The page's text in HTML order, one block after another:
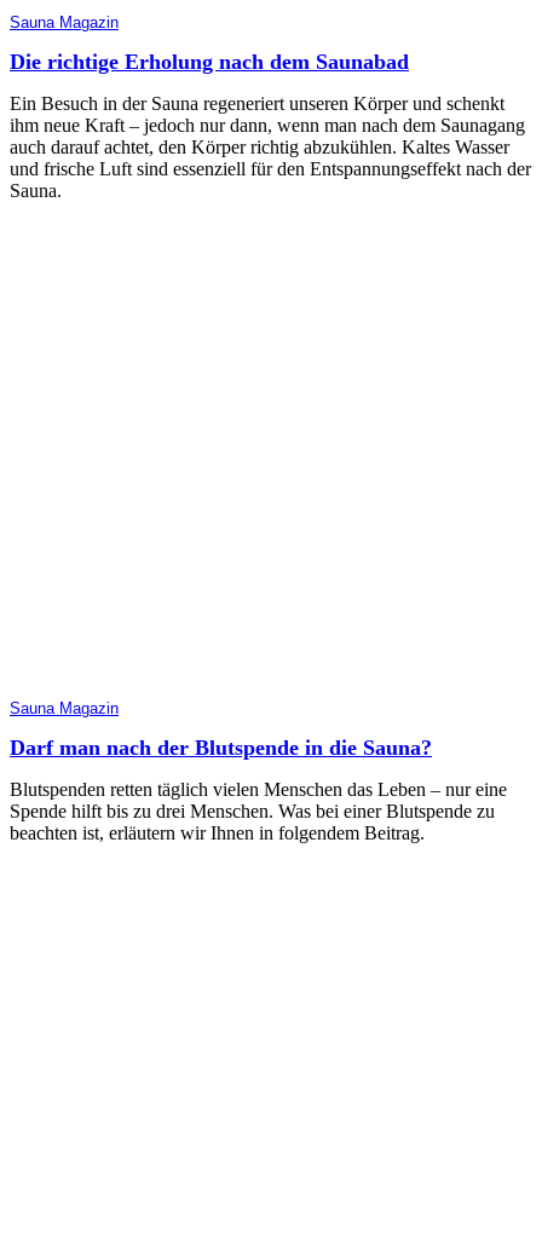
Sauna Magazin
Die richtige Erholung nach dem Saunabad
Ein Besuch in der Sauna regeneriert unseren Körper und schenkt
ihm neue Kraft – jedoch nur dann, wenn man nach dem Saunagang
auch darauf achtet, den Körper richtig abzukühlen. Kaltes Wasser
und frische Luft sind essenziell für den Entspannungseffekt nach der
Sauna.
Sauna Magazin
Darf man nach der Blutspende in die Sauna?
Blutspenden retten täglich vielen Menschen das Leben – nur eine
Spende hilft bis zu drei Menschen. Was bei einer Blutspende zu
beachten ist, erläutern wir Ihnen in folgendem Beitrag.